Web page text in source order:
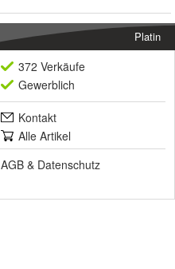
Platin
372 Verkäufe
Gewerblich
Kontakt
Alle Artikel
AGB & Datenschutz